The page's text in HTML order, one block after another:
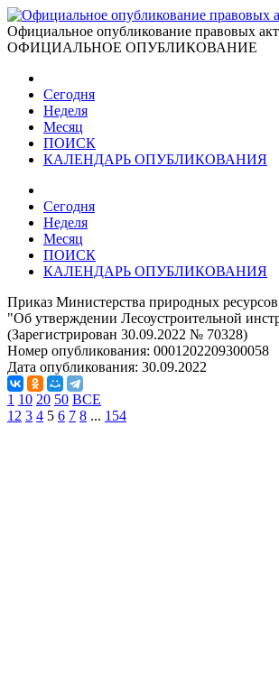
Официальное опубликование правовых
ОФИЦИАЛЬНОЕ ОПУБЛИКОВАНИЕ
Сегодня
Неделя
Месяц
ПОИСК
КАЛЕНДАРЬ ОПУБЛИКОВАНИЯ
Сегодня
Неделя
Месяц
ПОИСК
КАЛЕНДАРЬ ОПУБЛИКОВАНИЯ
Приказ Министерства природных
"Об утверждении Лесоустроительной
(Зарегистрирован 30.09.2022 № 70328)
Номер опубликования: 0001202209300058
Дата опубликования: 30.09.2022
1 10 20 50 ВСЕ
1 2 3 4 5 6 7 8 ... 154